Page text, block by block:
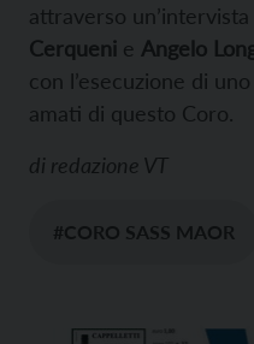
attraverso
Cerqueni e Angelo
con l’esecuzione di
amati di questo Coro.
di redazione VT
#CORO SASS MAOR